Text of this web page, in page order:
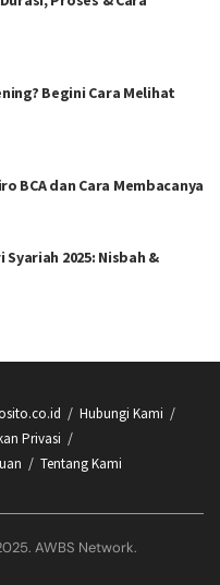
Begini Cara Melihat
BCA dan Cara Membacanya
2025: Nisbah &
Hubungi Kami
Privasi
Tentang Kami
AWBS Network.